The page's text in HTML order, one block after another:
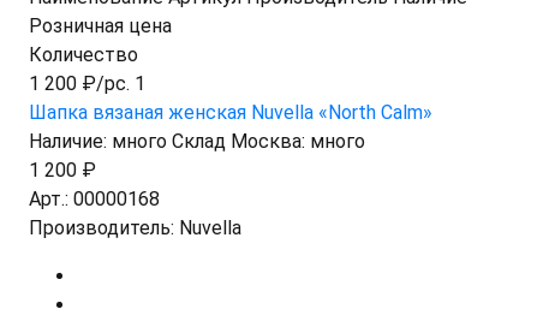
Розничная цена
Количество
1 200 ₽/pc. 1
Шапка вязаная женская Nuvella «North Calm»
Наличие: много Склад Москва: много
1 200 ₽
Арт.: 00000168
Производитель: Nuvella